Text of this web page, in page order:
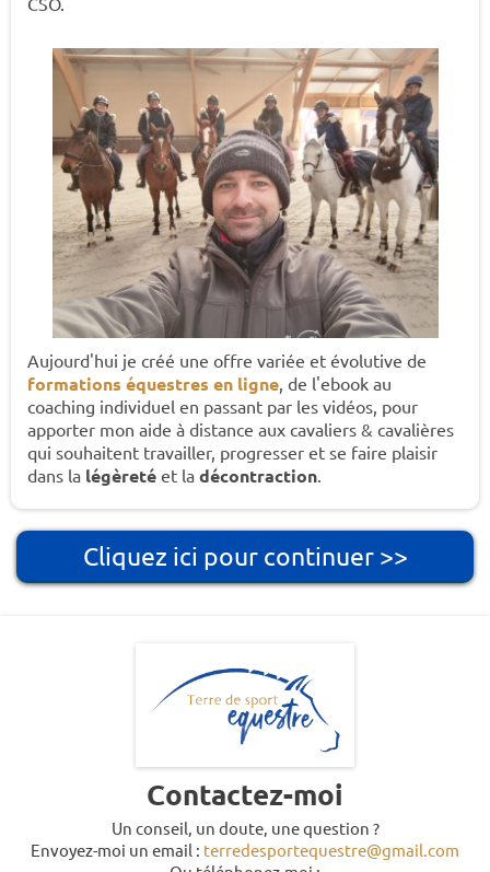
Aujourd'hui je créé une offre variée et évolutive de
formations équestres en ligne, de l'ebook au
coaching individuel en passant par les vidéos, pour
apporter mon aide à distance aux cavaliers & cavalières
qui souhaitent travailler, progresser et se faire plaisir
dans la légèreté et la décontraction.
Cliquez ici pour continuer >>
Contactez-moi
Un conseil, un doute, une question ?
Envoyez-moi un email : terredesportequestre@gmail.com